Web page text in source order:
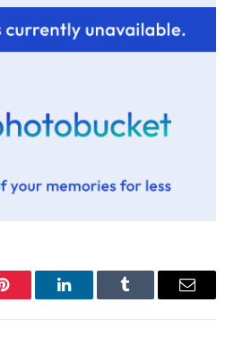
Pinterest LinkedInTumblr Имэйл